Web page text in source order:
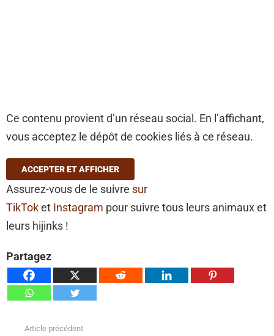
Ce contenu provient d’un réseau social. En l’affichant,
vous acceptez le dépôt de cookies liés à ce réseau.
ACCEPTER ET AFFICHER
Assurez-vous de le suivre sur
TikToket Instagram pour suivre tous leurs animaux et
leurs hijinks !
Partagez
Article précédent